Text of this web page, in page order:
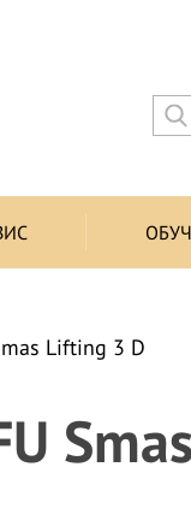
Lifting 3 D